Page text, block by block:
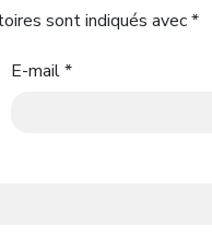
sont indiqués avec*
E-mail*